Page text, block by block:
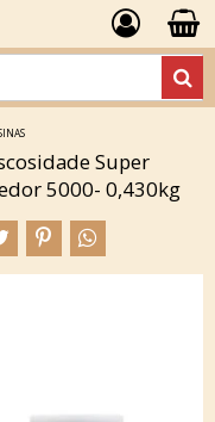
Super
5000- 0,430kg